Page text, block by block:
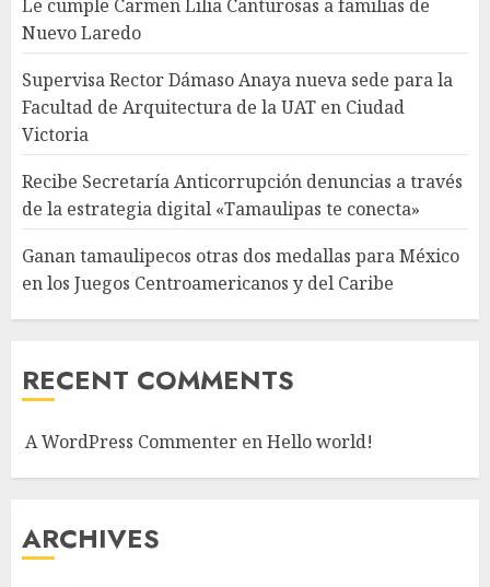
Le cumple Carmen Lilia Canturosas a familias de
Nuevo Laredo
Supervisa Rector Dámaso Anaya nueva sede para la
Facultad de Arquitectura de la UAT en Ciudad
Victoria
Recibe Secretaría Anticorrupción denuncias a través
de la estrategia digital «Tamaulipas te conecta»
Ganan tamaulipecos otras dos medallas para México
en los Juegos Centroamericanos y del Caribe
RECENT COMMENTS
A WordPress Commenter enHello world!
ARCHIVES